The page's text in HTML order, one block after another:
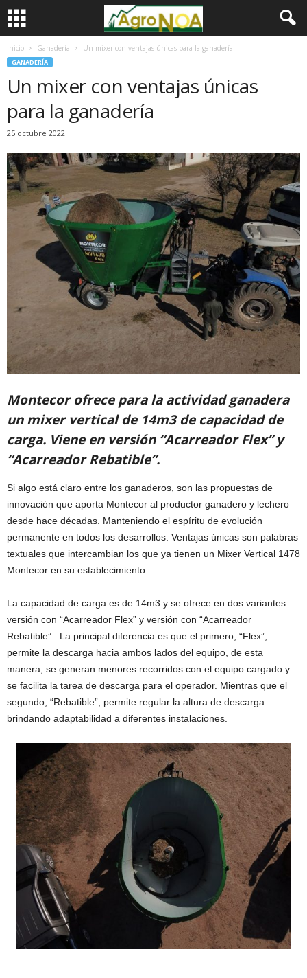
Inicio Ganadería Un mixer con ventajas únicas para la ganadería
GANADERÍA
Un mixer con ventajas únicas
para la ganadería
25 octubre 2022
Montecor ofrece para la actividad ganadera
un mixer vertical de 14m3 de capacidad de
carga. Viene en versión “Acarreador Flex” y
“Acarreador Rebatible”.
Si algo está claro entre los ganaderos, son las propuestas de
innovación que aporta Montecor al productor ganadero y lechero
desde hace décadas. Manteniendo el espíritu de evolución
permanente en todos los desarrollos. Ventajas únicas son palabras
textuales que intercambian los que ya tienen un Mixer Vertical 1478
Montecor en su establecimiento.
La capacidad de carga es de 14m3 y se ofrece en dos variantes:
versión con “Acarreador Flex” y versión con “Acarreador
Rebatible”. La principal diferencia es que el primero, “Flex”,
permite la descarga hacia ambos lados del equipo, de esta
manera, se generan menores recorridos con el equipo cargado y
se facilita la tarea de descarga para el operador. Mientras que el
segundo, “Rebatible”, permite regular la altura de descarga
brindando adaptabilidad a diferentes instalaciones.